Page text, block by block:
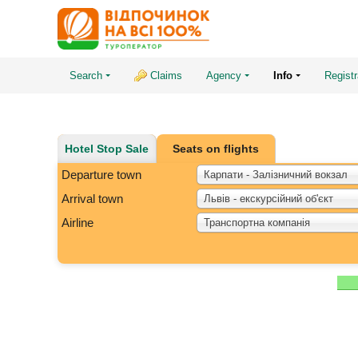
Search Claims Agency Info
Hotel Stop Sale Seats on flights
Departure town Карпати - Залізничний вокзал
Arrival town Львів - екскурсійний об'єкт
Airline Транспортна компанія